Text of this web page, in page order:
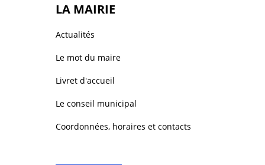
LA MAIRIE
Actualités
Le mot du maire
Livret d'accueil
Le conseil municipal
Coordonnées, horaires et contacts